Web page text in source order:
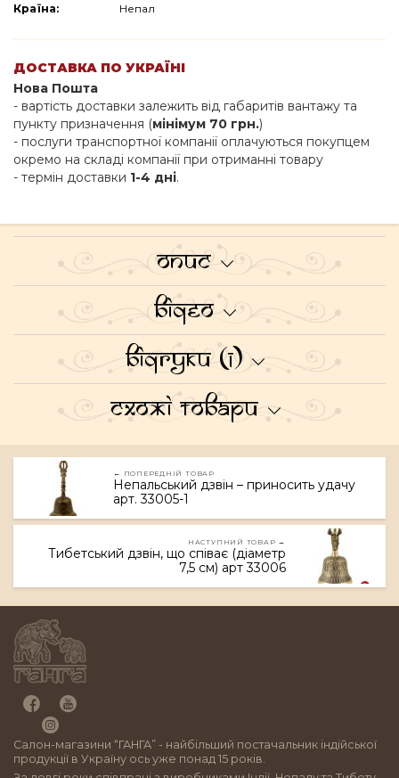
Країна: Непал
ДОСТАВКА ПО УКРАЇНІ
Нова Пошта
- вартість доставки залежить від габаритів вантажу та
пункту призначення (мінімум 70 грн.)
- послуги транспортної компанії оплачуються покупцем
окремо на складі компанії при отриманні товару
- термін доставки 1-4 дні.
Опис
Відео
Відгуки (1)
Схожі товари
← ПОПЕРЕДНІЙ ТОВАР
Непальський дзвін – приносить удачу
арт. 33005-1
НАСТУПНИЙ ТОВАР →
Тибетський дзвін, що співає (діаметр
7,5 см) арт 33006
Салон-магазини “ГАНГА” - найбільший постачальник індійської
продукції в Україну ось уже понад 15 років.